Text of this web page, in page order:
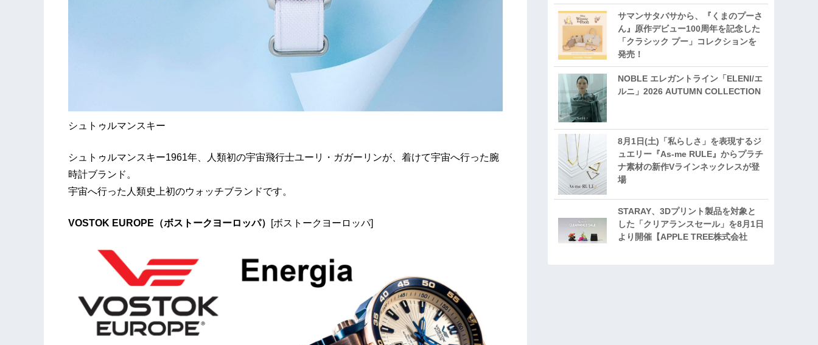
シュトゥルマンスキー
シュトゥルマンスキー1961年、人類初の宇宙飛行士ユーリ・ガガーリンが、着けて宇宙へ行った腕
時計ブランド。
宇宙へ行った人類史上初のウォッチブランドです。
VOSTOK EUROPE（ボストークヨーロッパ） [ボストークヨーロッパ]
サマンサタバサから、『くまのプーさ
ん』原作デビュー100周年を記念した
「クラシック プー」コレクションを
発売！
NOBLE エレガントライン「ELENI/エ
ルニ」2026 AUTUMN COLLECTION
8月1日(土)「私らしさ」を表現するジ
ュエリー『As-me RULE』からプラチ
ナ素材の新作Vラインネックレスが登
場
STARAY、3Dプリント製品を対象と
した「クリアランスセール」を8月1日
より開催【APPLE TREE株式会社